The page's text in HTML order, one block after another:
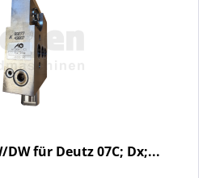
für Deutz 07C; Dx;...